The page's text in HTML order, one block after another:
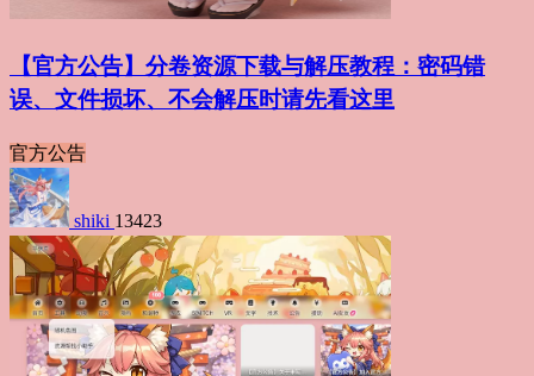
【官方公告】分卷资源下载与解压教程：密码错
误、文件损坏、不会解压时请先看这里
官方公告
shiki 13423